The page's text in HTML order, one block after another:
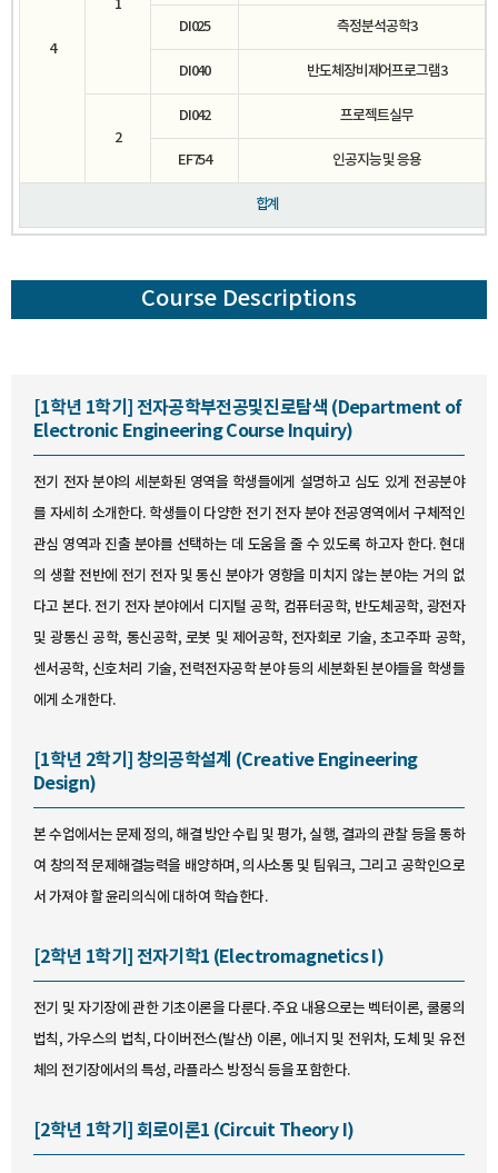
4
1
DI025 측정분석공학3
DI040 반도체장비제어프로그램3
2
DI042 프로젝트실무
EF754 인공지능 및 응용
합계
Course Descriptions
[1학년 1학기] 전자공학부전공및진로탐색 (Department of
Electronic Engineering Course Inquiry)
전기 전자 분야의 세분화된 영역을 학생들에게 설명하고 심도 있게 전공분야
를 자세히 소개한다. 학생들이 다양한 전기 전자 분야 전공영역에서 구체적인
관심 영역과 진출 분야를 선택하는 데 도움을 줄 수 있도록 하고자 한다. 현대
의 생활 전반에 전기 전자 및 통신 분야가 영향을 미치지 않는 분야는 거의 없
다고 본다. 전기 전자 분야에서 디지털 공학, 컴퓨터공학, 반도체공학, 광전자
및 광통신 공학, 통신공학, 로봇 및 제어공학, 전자회로 기술, 초고주파 공학,
센서공학, 신호처리 기술, 전력전자공학 분야 등의 세분화된 분야들을 학생들
에게 소개한다.
[1학년 2학기] 창의공학설계 (Creative Engineering
Design)
본 수업에서는 문제 정의, 해결 방안 수립 및 평가, 실행, 결과의 관찰 등을 통하
여 창의적 문제해결능력을 배양하며, 의사소통 및 팀워크, 그리고 공학인으로
서 가져야 할 윤리의식에 대하여 학습한다.
[2학년 1학기] 전자기학1 (Electromagnetics I)
전기 및 자기장에 관한 기초이론을 다룬다. 주요 내용으로는 벡터이론, 쿨롱의
법칙, 가우스의 법칙, 다이버전스(발산) 이론, 에너지 및 전위차, 도체 및 유전
체의 전기장에서의 특성, 라플라스 방정식 등을 포함한다.
[2학년 1학기] 회로이론1 (Circuit Theory I)